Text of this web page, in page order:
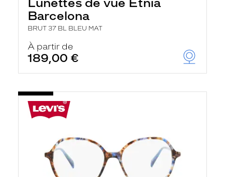
Barcelona
BRUT 37 BL BLEU MAT
À partir de
189,00 €